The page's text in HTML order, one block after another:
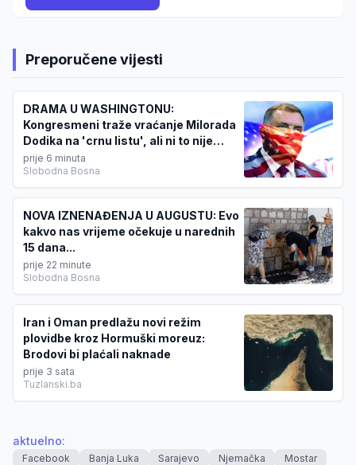
Preporučene vijesti
DRAMA U WASHINGTONU:
Kongresmeni traže vraćanje Milorada
Dodika na 'crnu listu', ali ni to nije
sve...
prije 6 minuta
Slobodna Bosna
NOVA IZNENAĐENJA U AUGUSTU: Evo
kakvo nas vrijeme očekuje u narednih
15 dana...
prije 22 minute
Slobodna Bosna
Iran i Oman predlažu novi režim
plovidbe kroz Hormuški moreuz:
Brodovi bi plaćali naknade
prije 3 sata
Tuzlanski.ba
aktuelno:
Facebook Banja Luka Sarajevo Njemačka
Mostar